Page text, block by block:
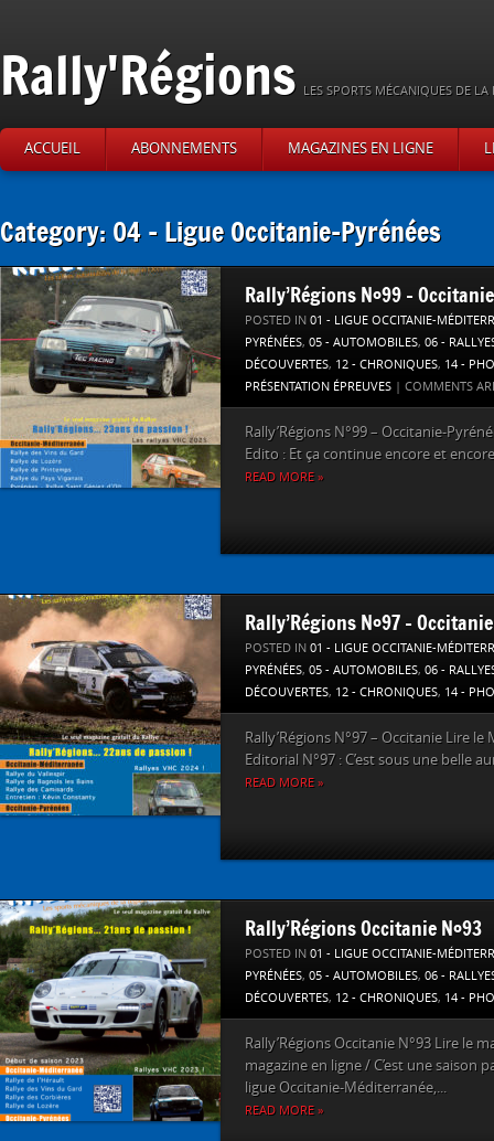
Rally'Régions LES SPORTS MÉCANIQUES DE
ACCUEIL ABONNEMENTS MAGAZINES EN LIGNE
Category: 04 – Ligue Occitanie-Pyrénées
Rally’Régions N°99 –
POSTED IN 01 - LIGUE OCCITANIE-
PYRÉNÉES, 05 - AUTOMOBILES, 06 -
DÉCOUVERTES, 12 - CHRONIQUES, 14 -
PRÉSENTATION ÉPREUVES | COMMENTS
Rally’Régions N°99 – Occitanie-
Edito : Et ça continue encore et
READ MORE »
Rally’Régions N°97 – Occitanie
POSTED IN 01 - LIGUE OCCITANIE-
PYRÉNÉES, 05 - AUTOMOBILES, 06 -
DÉCOUVERTES, 12 - CHRONIQUES, 14 -
Rally’Régions N°97 – Occitanie Lire
Editorial N°97 : C’est sous une belle
READ MORE »
Rally’Régions Occitanie N°93
POSTED IN 01 - LIGUE OCCITANIE-
PYRÉNÉES, 05 - AUTOMOBILES, 06 -
DÉCOUVERTES, 12 - CHRONIQUES, 14 -
Rally’Régions Occitanie N°93 Lire le
magazine en ligne / C’est une saison
ligue Occitanie-Méditerranée,...
READ MORE »